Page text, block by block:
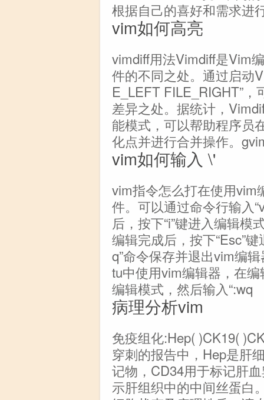
根据自己的喜好和需求进
vim如何高亮
vimdiff用法Vimdiff是Vim
件的不同之处。通过启动
E_LEFT FILE_RIGHT”
差异之处。据统计，
能模式，可以帮助程序员
化点并进行合并操作。
vim如何输入 \'
vim指令怎么打在使用vim
件。可以通过命令行输入
后，按下“i”键进入编辑
编辑完成后，按下“Esc”
q”命令保存并退出vim编
tu中使用vim编辑器，在
编辑模式，然后输入“:wq
病理分析vim
免疫组化:Hep( )CK19(
穿刺的报告中，Hep是肝
记物，CD34用于标记肝
示肝组织中的中间丝蛋白